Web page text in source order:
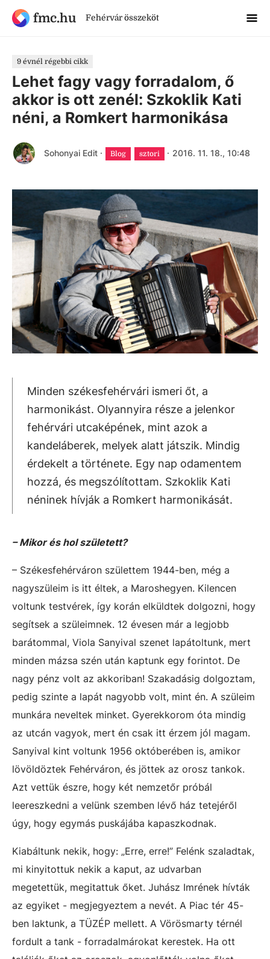
fmc.hu Fehérvár összeköt
9 évnél régebbi cikk
Lehet fagy vagy forradalom, ő
akkor is ott zenél: Szkoklik Kati
néni, a Romkert harmonikása
Sohonyai Edit · Blog sztori · 2016. 11. 18., 10:48
Minden székesfehérvári ismeri őt, a
harmonikást. Olyannyira része a jelenkor
fehérvári utcaképének, mint azok a
kandeláberek, melyek alatt játszik. Mindig
érdekelt a története. Egy nap odamentem
hozzá, és megszólítottam. Szkoklik Kati
néninek hívják a Romkert harmonikását.
– Mikor és hol született?
– Székesfehérváron születtem 1944-ben, még a
nagyszüleim is itt éltek, a Maroshegyen. Kilencen
voltunk testvérek, így korán elküldtek dolgozni, hogy
segítsek a szüleimnek. 12 évesen már a legjobb
barátommal, Viola Sanyival szenet lapátoltunk, mert
minden mázsa szén után kaptunk egy forintot. De
nagy pénz volt az akkoriban! Szakadásig dolgoztam,
pedig szinte a lapát nagyobb volt, mint én. A szüleim
munkára neveltek minket. Gyerekkorom óta mindig
az utcán vagyok, mert én csak itt érzem jól magam.
Sanyival kint voltunk 1956 októberében is, amikor
lövöldöztek Fehérváron, és jöttek az orosz tankok.
Azt vettük észre, hogy két nemzetőr próbál
leereszkedni a velünk szemben lévő ház tetejéről
úgy, hogy egymás puskájába kapaszkodnak.
Kiabáltunk nekik, hogy: „Erre, erre!” Felénk szaladtak,
mi kinyitottuk nekik a kaput, az udvarban
megetettük, megitattuk őket. Juhász Imrének hívták
az egyiket - megjegyeztem a nevét. A Piac tér 45-
ben laktunk, a TÜZÉP mellett. A Vörösmarty térnél
fordult a tank - forradalmárokat kerestek. Ha ott